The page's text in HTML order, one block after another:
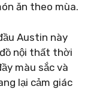
ăn theo mùa.
Austin này
nội thất thời
màu sắc và
lại cảm giác